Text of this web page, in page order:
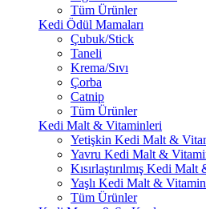
Tüm Ürünler
Kedi Ödül Mamaları
Çubuk/Stick
Taneli
Krema/Sıvı
Çorba
Catnip
Tüm Ürünler
Kedi Malt & Vitaminleri
Yetişkin Kedi Malt &
Yavru Kedi Malt &
Kısırlaştırılmış Kedi
Yaşlı Kedi Malt &
Tüm Ürünler